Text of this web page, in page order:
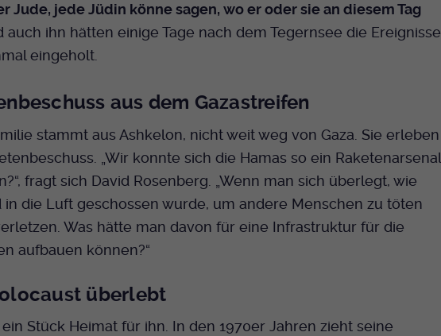
Jude, jede Jüdin könne sagen, wo er oder sie an diesem Tag
auch ihn hätten einige Tage nach dem Tegernsee die Ereignisse
eingeholt.
aus dem Gazastreifen
stammt aus Ashkelon, nicht weit weg von Gaza. Sie erleben
„Wir konnte sich die Hamas so ein Raketenarsenal
fragt sich David Rosenberg. „Wenn man sich überlegt, wie
in die Luft geschossen wurde, um andere Menschen zu töten
Was hätte man davon für eine Infrastruktur für die
aufbauen können?“
überlebt
Stück Heimat für ihn. In den 1970er Jahren zieht seine